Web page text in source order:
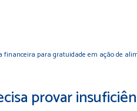
financeira para gratuidade em ação de
provar